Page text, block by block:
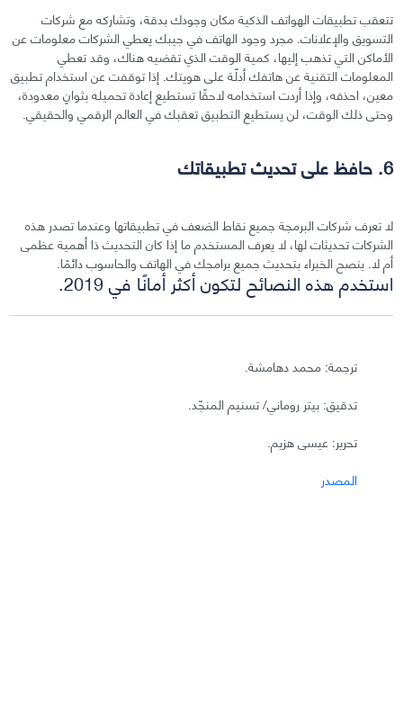
تتعقب تطبيقات الهواتف الذكية مكان وجودك بدقة، وتشاركه مع شركات
التسويق والإعلانات. مجرد وجود الهاتف في جيبك يعطي الشركات معلومات عن
الأماكن التي تذهب إليها، كمية الوقت الذي تقضيه هناك، وقد تعطي
المعلومات التقنية عن هاتفك أدلّة على هويتك. إذا توقفت عن استخدام تطبيق
معين، احذفه، وإذا أردت استخدامه لاحقًا تستطيع إعادة تحميله بثوانٍ معدودة،
وحتى ذلك الوقت، لن يستطيع التطبيق تعقبك في العالم الرقمي والحقيقي.
6. حافظ على تحديث تطبيقاتك
لا تعرف شركات البرمجة جميع نقاط الضعف في تطبيقاتها وعندما تصدر هذه
الشركات تحديثات لها، لا يعرف المستخدم ما إذا كان التحديث ذا أهمية عظمى
أم لا. ينصح الخبراء بتحديث جميع برامجك في الهاتف والحاسوب دائمًا.
استخدم هذه النصائح لتكون أكثر أمانًا في 2019.
ترجمة: محمد دهامشة.
تدقيق: بيتر روماني/ تسنيم المنجّد.
تحرير: عيسى هزيم.
المصدر